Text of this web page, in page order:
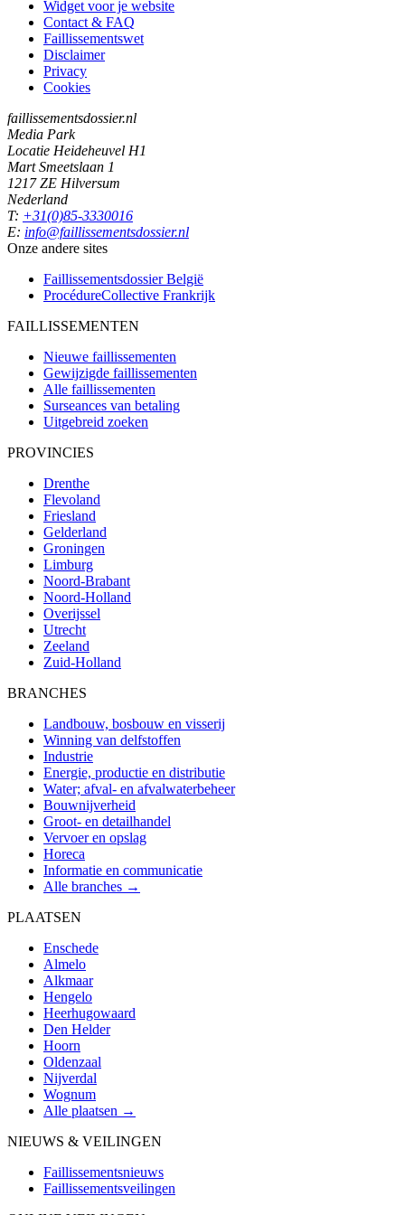
Widget voor je website
Contact & FAQ
Faillissementswet
Disclaimer
Privacy
Cookies
faillissementsdossier.nl
Media Park
Locatie Heideheuvel H1
Mart Smeetslaan 1
1217 ZE Hilversum
Nederland
T: +31(0)85-3330016
E: info@faillissementsdossier.nl
Onze andere sites
Faillissementsdossier België
ProcédureCollective Frankrijk
FAILLISSEMENTEN
Nieuwe faillissementen
Gewijzigde faillissementen
Alle faillissementen
Surseances van betaling
Uitgebreid zoeken
PROVINCIES
Drenthe
Flevoland
Friesland
Gelderland
Groningen
Limburg
Noord-Brabant
Noord-Holland
Overijssel
Utrecht
Zeeland
Zuid-Holland
BRANCHES
Landbouw, bosbouw en visserij
Winning van delfstoffen
Industrie
Energie, productie en distributie
Water; afval- en afvalwaterbeheer
Bouwnijverheid
Groot- en detailhandel
Vervoer en opslag
Horeca
Informatie en communicatie
Alle branches →
PLAATSEN
Enschede
Almelo
Alkmaar
Hengelo
Heerhugowaard
Den Helder
Hoorn
Oldenzaal
Nijverdal
Wognum
Alle plaatsen →
NIEUWS & VEILINGEN
Faillissementsnieuws
Faillissementsveilingen